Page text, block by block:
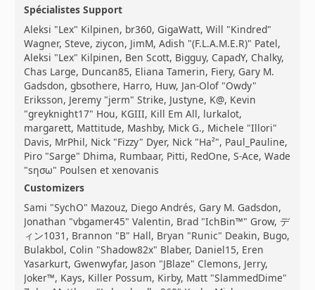
Spécialistes Support
Aleksi "Lex" Kilpinen, br360, GigaWatt, Will "Kindred"
Wagner, Steve, ziycon, JimM, Adish "(F.L.A.M.E.R)" Patel,
Aleksi "Lex" Kilpinen, Ben Scott, Bigguy, CapadY, Chalky,
Chas Large, Duncan85, Eliana Tamerin, Fiery, Gary M.
Gadsdon, gbsothere, Harro, Huw, Jan-Olof "Owdy"
Eriksson, Jeremy "jerm" Strike, Justyne, K@, Kevin
"greyknight17" Hou, KGIII, Kill Em All, lurkalot,
margarett, Mattitude, Mashby, Mick G., Michele "Illori"
Davis, MrPhil, Nick "Fizzy" Dyer, Nick "Ha²", Paul_Pauline,
Piro "Sarge" Dhima, Rumbaar, Pitti, RedOne, S-Ace, Wade
"sησω" Poulsen et xenovanis
Customizers
Sami "SychO" Mazouz, Diego Andrés, Gary M. Gadsdon,
Jonathan "vbgamer45" Valentin, Brad "IchBin™" Grow, デ
ィン1031, Brannon "B" Hall, Bryan "Runic" Deakin, Bugo,
Bulakbol, Colin "Shadow82x" Blaber, Daniel15, Eren
Yasarkurt, Gwenwyfar, Jason "JBlaze" Clemons, Jerry,
Joker™, Kays, Killer Possum, Kirby, Matt "SlammedDime"